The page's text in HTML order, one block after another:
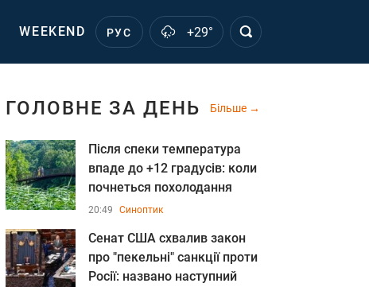
WEEKEND РУС +29°
ГОЛОВНЕ ЗА ДЕНЬ Більше
Після спеки температура
впаде до +12 градусів: коли
почнеться похолодання
20:49 Синоптик
Сенат США схвалив закон
про "пекельні" санкції проти
Росії: названо наступний